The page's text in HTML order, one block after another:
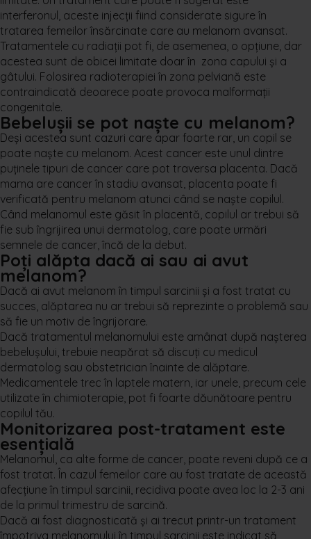
interferonul, aceste injecții fiind considerate sigure în
tratarea femeilor însărcinate care au melanom avansat.
Tratamentele cu radiații pot fi, de asemenea, o opțiune, dar
acestea sunt de obicei limitate doar în zona capului și a
gâtului. Folosirea radioterapiei în zona pelviană este
contraindicată deoarece poate provoca malformații
congenitale.
Bebelușii se pot naște cu melanom?
Deși acestea sunt cazuri care apar foarte rar, un copil se
poate naște cu melanom. Acest cancer este unul dintre
puținele tipuri de cancer care pot traversa placenta. Dacă
mama are cancer în stadiu avansat, placenta poate fi
verificată pentru melanom atunci când se naște copilul.
Când melanomul este găsit în placentă, copilul ar trebui să
fie sub îngrijirea unui dermatolog, care poate urmări
semnele de cancer, încă de la debut.
Poți alăpta dacă ai sau ai avut
melanom?
Dacă ai avut melanom în timpul sarcinii și a fost tratat cu
succes, alăptarea nu ar trebui să reprezinte o problemă sau
să fie un motiv de îngrijorare.
Dacă tratamentul melanomului este amânat după nașterea
bebelușului, trebuie neapărat să discuți cu medicul
dermatolog sau obstetrician înainte de alăptare.
Medicamentele trec în laptele matern, iar unele, precum cele
utilizate în chimioterapie, pot fi foarte dăunătoare pentru
copilul tău.
Monitorizarea post-tratament este
esențială
Melanomul, ca alte forme de cancer, poate reveni după ce a
fost tratat. În cazul femeilor care au fost tratate de această
afecțiune în timpul sarcinii, recidiva poate avea loc la 2-3 ani
de la primul trimestru de sarcină.
Dacă ai fost diagnosticată și ai trecut printr-un tratament
împotriva melanomului în timpul sarcinii este indicat să